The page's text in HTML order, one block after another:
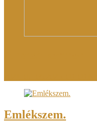
Emlékszem.